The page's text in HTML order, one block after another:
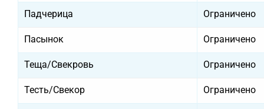
Падчерица Ограничено
Пасынок Ограничено
Теща/Свекровь Ограничено
Тесть/Свекор Ограничено